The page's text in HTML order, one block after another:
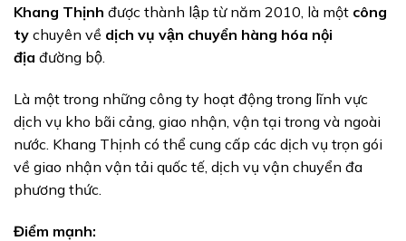
Khang Thịnh được thành lập từ năm 2010, là một công
ty chuyên về dịch vụ vận chuyển hàng hóa nội
địa đường bộ.
Là một trong những công ty hoạt động trong lĩnh vực
dịch vụ kho bãi cảng, giao nhận, vận tại trong và ngoài
nước. Khang Thịnh có thể cung cấp các dịch vụ trọn gói
về giao nhận vận tải quốc tế, dịch vụ vận chuyển đa
phương thức.
Điểm mạnh: